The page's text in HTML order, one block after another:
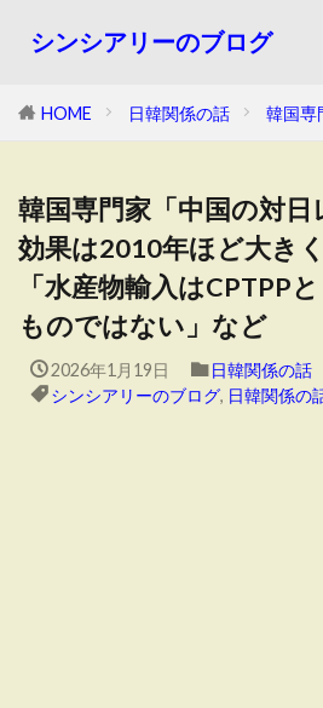
シンシアリーのブログ
HOME 日韓関係の話 韓国専
韓国専門家「中国の対日
効果は2010年ほど大き
「水産物輸入はCPTPP
ものではない」など
2026年1月19日
日韓関係の話
シンシアリーのブログ, 日韓関係の